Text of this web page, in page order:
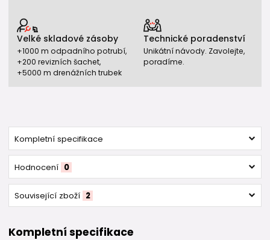
Velké skladové zásoby
+1000 m odpadního potrubí,
+200 revizních šachet,
+5000 m drenážních trubek
Technické poradenství
Unikátní návody. Zavolejte,
poradíme.
Kompletní specifikace
Hodnocení 0
Související zboží 2
Kompletní specifikace